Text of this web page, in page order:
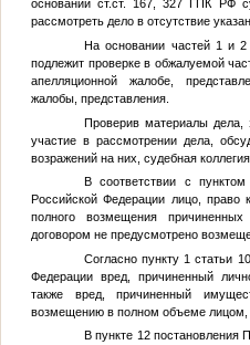
основании ст.ст. 167, 327 ГПК РФ
рассмотреть дело в отсутствие
На основании частей 1 и
подлежит проверке в обжалуемой
апелляционной жалобе,
жалобы, представления.
Проверив материалы
участие в рассмотрении дела,
возражений на них, судебная
В соответствии с
Российской Федерации лицо, право
полного возмещения
договором не предусмотрено
Согласно пункту 1 статьи
Федерации вред, причиненный
также вред, причиненный
возмещению в полном объеме лицом,
В пункте 12 постановления